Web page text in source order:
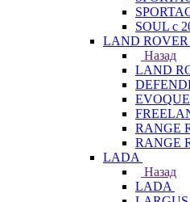
SOUL с
LAND ROVER
Назад
LAND
EVOQUE
RANGE
RANGE
LADA
Назад
LADA